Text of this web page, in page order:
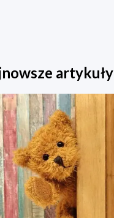
artykuły